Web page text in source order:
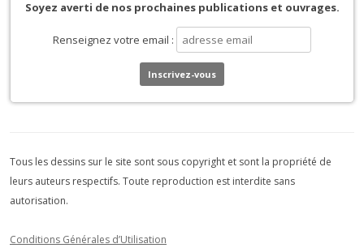
Soyez averti de nos prochaines publications et ouvrages.
Renseignez votre email :
Tous les dessins sur le site sont sous copyright et sont la propriété de
leurs auteurs respectifs. Toute reproduction est interdite sans
autorisation.
Conditions Générales d’Utilisation